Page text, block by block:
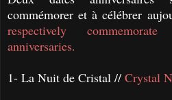
commémorer et à célébrer
respectively
anniversaries.
1- La Nuit de Cristal // Crystal